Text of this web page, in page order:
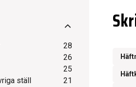
28
26
25
ställ
21